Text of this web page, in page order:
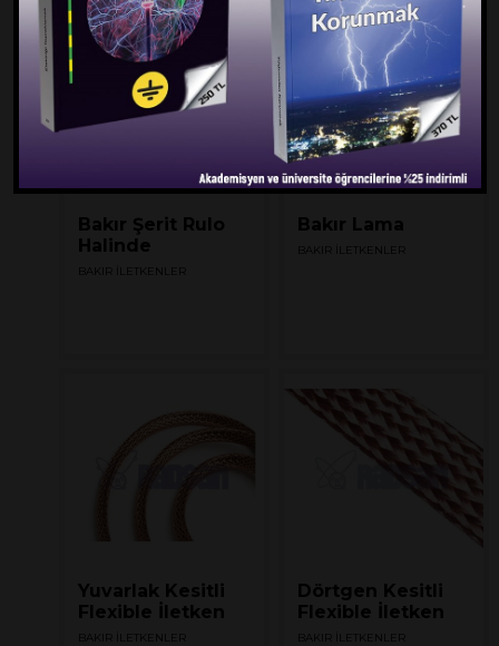
Bakır Şerit Rulo
Halinde
BAKIR İLETKENLER
Bakır Lama
BAKIR İLETKENLER
Yuvarlak Kesitli
Flexible İletken
BAKIR İLETKENLER
Dörtgen Kesitli
Flexible İletken
BAKIR İLETKENLER